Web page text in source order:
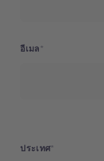
อีเมล
ประเทศ